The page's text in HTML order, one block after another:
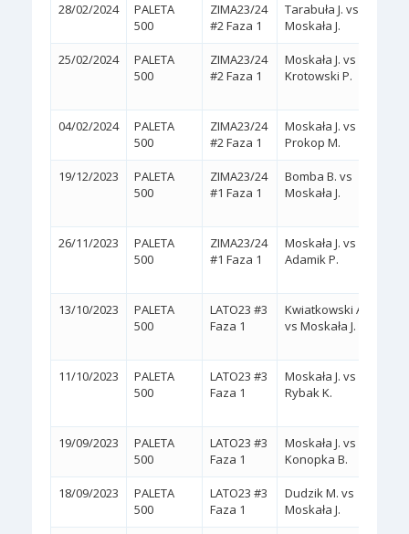
28/02/2024
PALETA
500
ZIMA23/24
#2 Faza 1
Tarabuła J. vs
Moskała J.
25/02/2024
PALETA
500
ZIMA23/24
#2 Faza 1
Moskała J. vs
Krotowski P.
04/02/2024
PALETA
500
ZIMA23/24
#2 Faza 1
Moskała J. vs
Prokop M.
19/12/2023
PALETA
500
ZIMA23/24
#1 Faza 1
Bomba B. vs
Moskała J.
26/11/2023
PALETA
500
ZIMA23/24
#1 Faza 1
Moskała J. vs
Adamik P.
13/10/2023
PALETA
500
LATO23 #3
Faza 1
Kwiatkowski A.
vs Moskała J.
11/10/2023
PALETA
500
LATO23 #3
Faza 1
Moskała J. vs
Rybak K.
19/09/2023
PALETA
500
LATO23 #3
Faza 1
Moskała J. vs
Konopka B.
18/09/2023
PALETA
500
LATO23 #3
Faza 1
Dudzik M. vs
Moskała J.